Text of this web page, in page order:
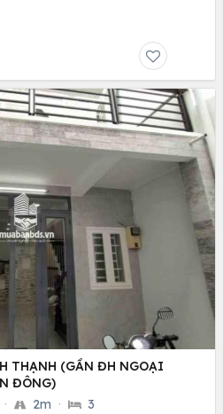
THẠNH (GẦN ĐH NGOẠI
ĐÔNG)
· 2m · 3